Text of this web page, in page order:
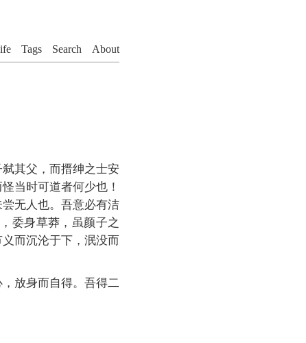
Tags Search About
其父，而搢绅之士安
当时可道者何少也！
无人也。吾意必有洁
委身草莽，虽颜子之
而沉沦于下，泯没而
放身而自得。吾得二